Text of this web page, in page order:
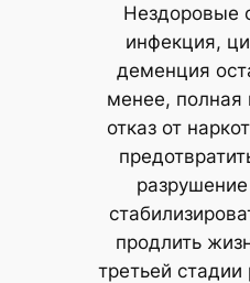
Нездоровые
инфекция,
деменция
менее, полная
отказ от
продлить
третьей